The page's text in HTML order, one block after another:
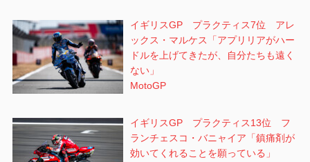
イギリスGP プラクティス7位 アレ
ックス・マルケス「アプリリアがハー
ドルを上げてきたが、自分たちも遠く
ない」
MotoGP
イギリスGP プラクティス13位 フ
ランチェスコ・バニャイア「鎮痛剤が
効いてくれることを願っている」